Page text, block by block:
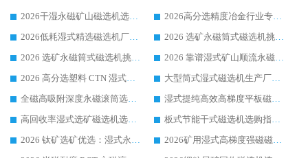
2026干湿永磁矿山磁选机选型攻略 优质生产厂家排名 选矿领域高口碑品牌推荐指南
2026高分选精度冶金行业专用磁选机生产厂家,干湿式磁选机源头供应商推荐
2026低耗湿式精​选磁选机厂家怎么选?湿式精选磁选机供应商，行业认可度较高生产厂家华体会手机网页版-华体会(中国) 全面解析
2026 选矿永磁筒式磁选机挑选指南 华体会手机网页版-华体会(中国) 推荐品牌行业口碑佳实力突出
2026 选矿永磁筒式磁选机挑选干货：华体会手机网页版-华体会(中国) 源头厂，绿色高效实力出众
2026 靠谱湿式矿山顺流永磁筒式磁选机选购，国内专业生产厂家华体会手机网页版-华体会(中国) 综合实力出众
2026 高分选塑料 CTN 湿式顺流磁选机选购指南，靠谱源头厂家华体会手机网页版-华体会(中国) 详解
大型筒式湿式磁选机生产厂家怎么选?华体会手机网页版-华体会(中国) 设备口碑广受行业认可
全磁高吸附深度永磁滚筒选购指南 业内口碑稳定磁电设备生产厂家详细推荐
湿式提纯高效高梯度平板磁选机靠谱设备源头厂商华体会手机网页版-华体会(中国) 综合测评
高回收率湿式选矿磁选机选购指南 业内口碑磁电设备生产厂家实力解析
板式节能干式磁选机选购指南，源头生产厂家华体会手机网页版-华体会(中国) 综合实力可观
2026 钛矿选矿优选：湿式永磁筒式磁选机源头厂家华体会手机网页版-华体会(中国) 综合解析
2026矿用湿式高梯度强磁磁选机选购指南，临朐靠谱磁电生产厂家华体会手机网页版-华体会(中国) 详解